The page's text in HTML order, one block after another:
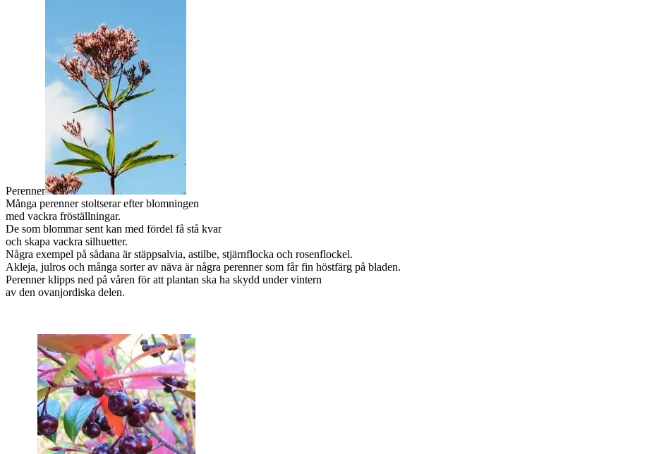
Perenner
Många perenner stoltserar efter blomningen
med vackra fröställningar.
De som blommar sent kan med fördel få stå kvar
och skapa vackra silhuetter.
Några exempel på sådana är stäppsalvia, astilbe, stjärnflocka och rosenflockel.
Akleja, julros och många sorter av näva är några perenner som får fin höstfärg på bladen.
Perenner klipps ned på våren för att plantan ska ha skydd under vintern
av den ovanjordiska delen.